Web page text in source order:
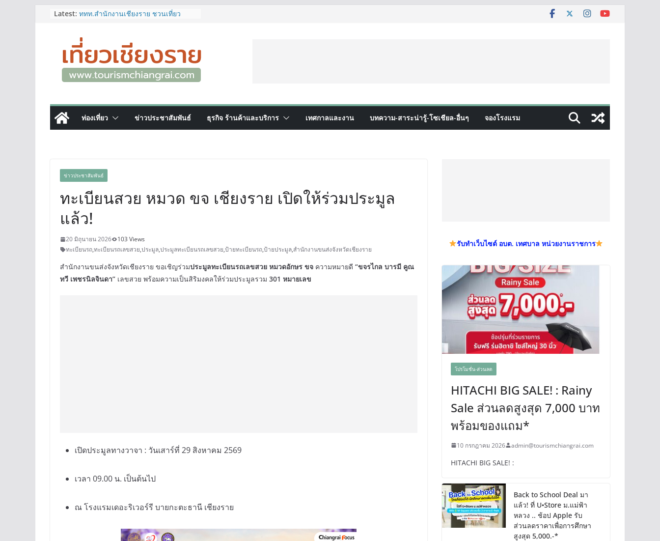
Latest: ททท.สำนักงานเชียงราย ชวนเที่ยว
เก็บแสตมป์ครบ แล้วรับของที่ระลึกสุด
พิเศษ! ทันที
เลขสวย หมวด ขจ เปิดประมูลออนไลน์
แล้ววันนี้ เลขเด่น เลขมงคล ความหมาย
ดีมีให้เลือกหลากหลายทั้ง 301 หมายเลข
จ.เชียงราย ที่ไม่ควรพลาด!
12–16 ส.ค.นี้ เตรียมพบกับมหกรรมสุด
ยิ่งใหญ่แห่งปี “อุตสาหกรรมแฟร์ ล้านนา
ตะวันออก 2026”
และการท่องเที่ยวของเมือง
ท่องเที่ยว ข่าวประชาสัมพันธ์ ธุรกิจ ร้านค้าและบริการ เทศกาลและงาน บทความ-สาระน่ารู้-โซเชียล-อื่นๆ จองโรงแรม
ข่าวประชาสัมพันธ์
ทะเบียนสวย หมวด ขจ เชียงราย เปิดให้ร่วมประมูล
แล้ว!
20 มิถุนายน 2026
103 Views
ทะเบียนรถ,ทะเบียนรถเลขสวย,ประมูล,ประมูลทะเบียนรถเลขสวย,ป้ายทะเบียนรถ,ป้ายประมูล,สำนักงานขนส่งจังหวัดเชียงราย
สำนักงานขนส่งจังหวัดเชียงราย ขอเชิญร่วมประมูลทะเบียนรถเลขสวย หมวดอักษร ขจ ความหมายดี “ขจรไกล บารมี คูณ
ทวี เพชรนิลจินดา” เลขสวย พร้อมความเป็นสิริมงคลให้ร่วมประมูลรวม 301 หมายเลข
เปิดประมูลทางวาจา : วันเสาร์ที่ 29 สิงหาคม 2569
เวลา 09.00 น. เป็นต้นไป
ณ โรงแรมเดอะริเวอร์รี บายกะตะธานี เชียงราย
รับทำเว็บไซต์ อบต. เทศบาล หน่วยงานราชการ
โปรโมชั่น-ส่วนลด
HITACHI BIG SALE! : Rainy
Sale ส่วนลดสูงสุด 7,000 บาท
พร้อมของแถม*
10 กรกฎาคม 2026 admin@tourismchiangrai.com
HITACHI BIG SALE! :
Back to School Deal มา
แล้ว! ที่ U•Store ม.แม่ฟ้า
หลวง .. ช้อป Apple รับ
ส่วนลดราคาเพื่อการศึกษา
สูงสุด 5,000.-*